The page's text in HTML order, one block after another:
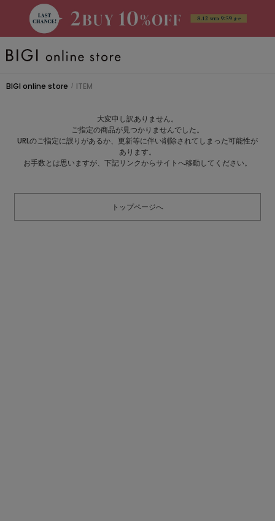
BRAND
CATEGORY
PRE ORDER
BIGI online store / ITEM
大変申し訳ありません。
ご指定の商品が見つかりませんでした。
URLのご指定に誤りがあるか、更新等に伴い削除されてしまった可能性が
あります。
お手数とは思いますが、下記リンクからサイトへ移動してください。
トップページへ